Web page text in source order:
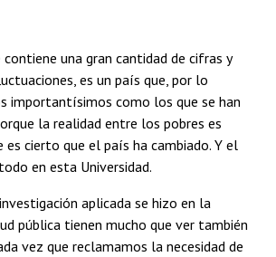
una gran cantidad de cifras y
es un país que, por lo
importantísimos como los que se han
la realidad entre los pobres es
cierto que el país ha cambiado. Y el
en esta Universidad.
aplicada se hizo en la
pública tienen mucho que ver también
vez que reclamamos la necesidad de